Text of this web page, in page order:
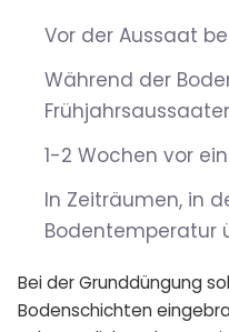
Vor der Aussaat
Während der
1-2 Wochen vor
In Zeiträumen, in
Bodentemperatur
Bei der Grunddüngung
Bodenschichten